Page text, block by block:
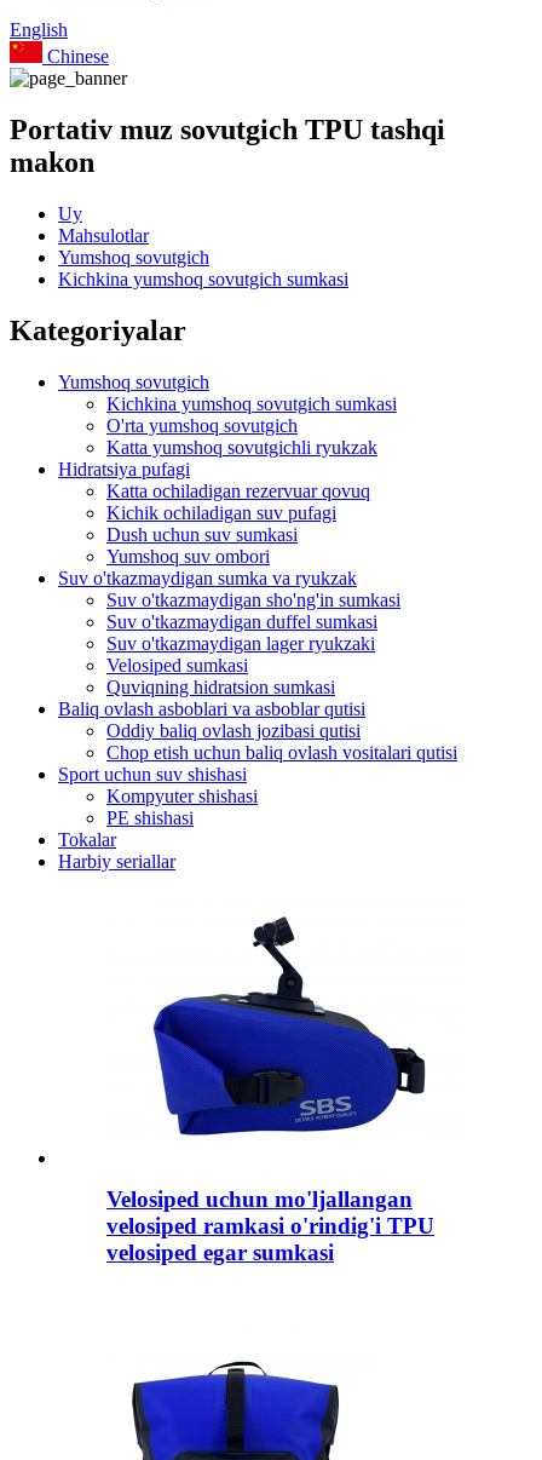
English
Chinese
Portativ muz sovutgich TPU tashqi
makon
Uy
Mahsulotlar
Yumshoq sovutgich
Kichkina yumshoq sovutgich sumkasi
Kategoriyalar
Yumshoq sovutgich
Kichkina yumshoq sovutgich sumkasi
O'rta yumshoq sovutgich
Katta yumshoq sovutgichli ryukzak
Hidratsiya pufagi
Katta ochiladigan rezervuar qovuq
Kichik ochiladigan suv pufagi
Dush uchun suv sumkasi
Yumshoq suv ombori
Suv o'tkazmaydigan sumka va ryukzak
Suv o'tkazmaydigan sho'ng'in sumkasi
Suv o'tkazmaydigan duffel sumkasi
Suv o'tkazmaydigan lager ryukzaki
Velosiped sumkasi
Quviqning hidratsion sumkasi
Baliq ovlash asboblari va asboblar qutisi
Oddiy baliq ovlash jozibasi qutisi
Chop etish uchun baliq ovlash vositalari qutisi
Sport uchun suv shishasi
Kompyuter shishasi
PE shishasi
Tokalar
Harbiy seriallar
Velosiped uchun mo'ljallangan
velosiped ramkasi o'rindig'i TPU
velosiped egar sumkasi